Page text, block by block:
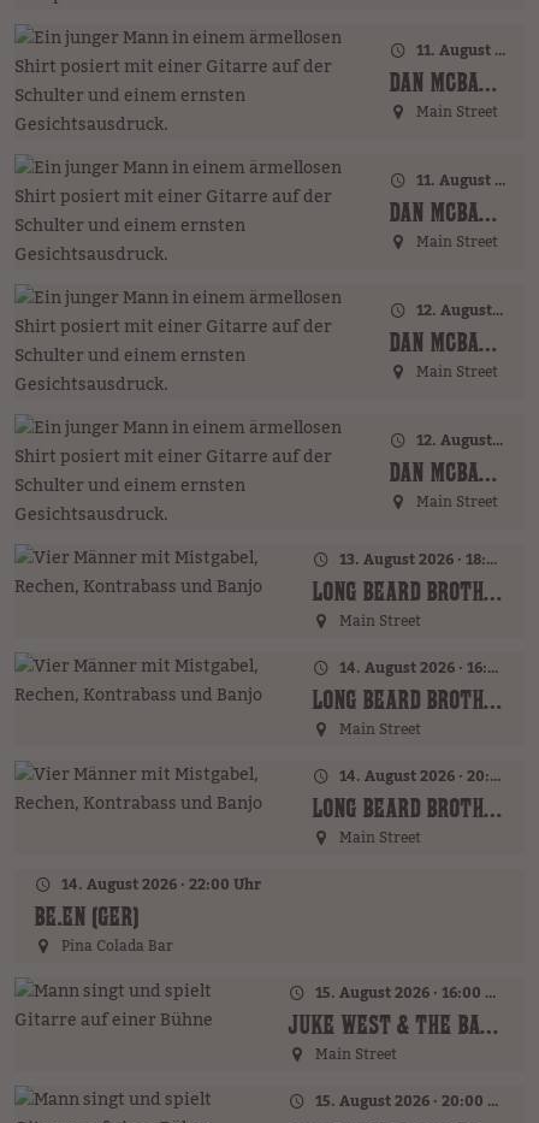
11. August 2026 · 17:00 Uhr – 18:00 Uhr
DAN MCBAKER (GER)
Main Street
11. August 2026 · 20:00 Uhr
DAN MCBAKER (GER)
Main Street
12. August 2026 · 17:00 Uhr – 18:00 Uhr
DAN MCBAKER (GER)
Main Street
12. August 2026 · 20:00 Uhr
DAN MCBAKER (GER)
Main Street
13. August 2026 · 18:00 Uhr
LONG BEARD BROTHERS (AT)
Main Street
14. August 2026 · 16:00 Uhr – 18:00 Uhr
LONG BEARD BROTHERS (AT)
Main Street
14. August 2026 · 20:00 Uhr
LONG BEARD BROTHERS (AT)
Main Street
14. August 2026 · 22:00 Uhr
BE.EN (GER)
Pina Colada Bar
15. August 2026 · 16:00 Uhr – 18:00 Uhr
JUKE WEST & THE BAND (AT)
Main Street
15. August 2026 · 20:00 Uhr